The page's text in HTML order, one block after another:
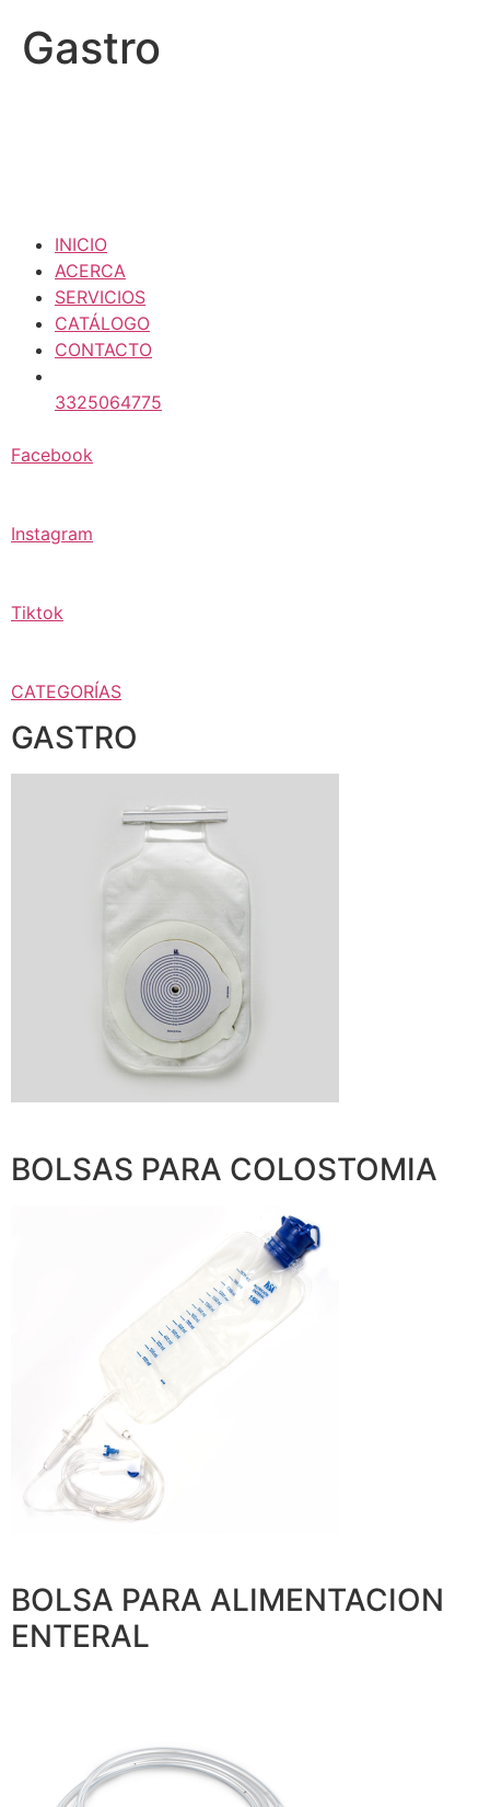
Gastro
INICIO
ACERCA
SERVICIOS
CATÁLOGO
CONTACTO
3325064775
Facebook
Instagram
Tiktok
CATEGORÍAS
GASTRO
BOLSAS PARA COLOSTOMIA
BOLSA PARA ALIMENTACION
ENTERAL